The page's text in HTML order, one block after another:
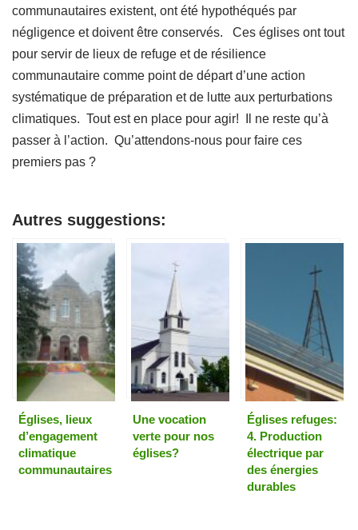
communautaires existent, ont été hypothéqués par
négligence et doivent être conservés. Ces églises ont tout
pour servir de lieux de refuge et de résilience
communautaire comme point de départ d’une action
systématique de préparation et de lutte aux perturbations
climatiques. Tout est en place pour agir! Il ne reste qu’à
passer à l’action. Qu’attendons-nous pour faire ces
premiers pas ?
Autres suggestions:
Églises, lieux
d’engagement
climatique
communautaires
Une vocation
verte pour nos
églises?
Églises refuges:
4. Production
électrique par
des énergies
durables